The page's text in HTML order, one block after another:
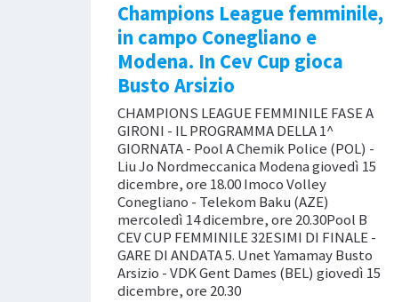
Champions League femminile,
in campo Conegliano e
Modena. In Cev Cup gioca
Busto Arsizio
CHAMPIONS LEAGUE FEMMINILE FASE A
GIRONI - IL PROGRAMMA DELLA 1^
GIORNATA - Pool A Chemik Police (POL) -
Liu Jo Nordmeccanica Modena giovedì 15
dicembre, ore 18.00 Imoco Volley
Conegliano - Telekom Baku (AZE)
mercoledì 14 dicembre, ore 20.30Pool B
CEV CUP FEMMINILE 32ESIMI DI FINALE -
GARE DI ANDATA 5. Unet Yamamay Busto
Arsizio - VDK Gent Dames (BEL) giovedì 15
dicembre, ore 20.30